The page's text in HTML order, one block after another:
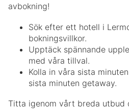
avbokning!
Sök efter ett hotell i
bokningsvillkor.
Upptäck spännande
med våra tillval.
Kolla in våra sista
sista minuten getaway.
Titta igenom vårt breda utbud